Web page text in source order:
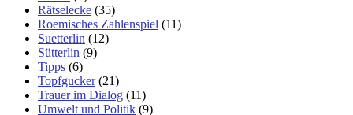
Rätselecke (35)
Roemisches Zahlenspiel (11)
Suetterlin (12)
Sütterlin (9)
Tipps (6)
Topfgucker(21)
Trauer im Dialog (11)
Umwelt und Politik (9)